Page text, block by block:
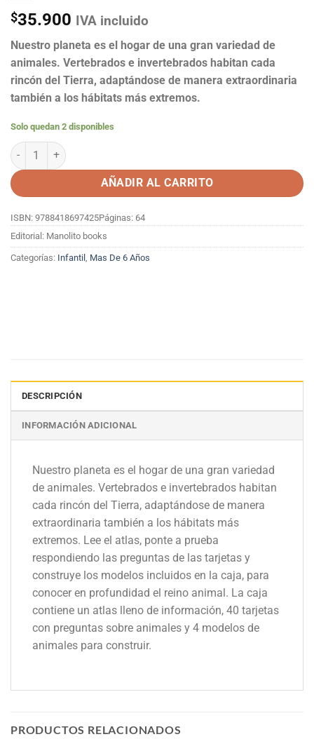
$35.900 IVA incluido
Nuestro planeta es el hogar de una gran variedad de
animales. Vertebrados e invertebrados habitan cada
rincón del Tierra, adaptándose de manera extraordinaria
también a los hábitats más extremos.
Solo quedan 2 disponibles
EL MEGA ATLAS DE LOS ANIMALES cantidad
AÑADIR AL CARRITO
ISBN: 9788418697425Páginas: 64
Editorial: Manolito books
Categorías: Infantil , Mas De 6 Años
DESCRIPCIÓN
INFORMACIÓN ADICIONAL
Nuestro planeta es el hogar de una gran variedad
de animales. Vertebrados e invertebrados habitan
cada rincón del Tierra, adaptándose de manera
extraordinaria también a los hábitats más
extremos. Lee el atlas, ponte a prueba
respondiendo las preguntas de las tarjetas y
construye los modelos incluidos en la caja, para
conocer en profundidad el reino animal. La caja
contiene un atlas lleno de información, 40 tarjetas
con preguntas sobre animales y 4 modelos de
animales para construir.
PRODUCTOS RELACIONADOS